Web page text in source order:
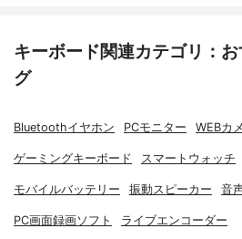
キーボード関連カテゴリ：
グ
Bluetoothイヤホン PCモニター WEBカ
ゲーミングキーボード スマートウォッチ
モバイルバッテリー 振動スピーカー 音
PC画面録画ソフト ライブエンコーダー